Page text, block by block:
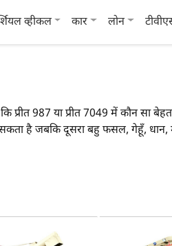
व्हीकल कार लोन
987 या प्रीत 7049 में कौन सा
है जबकि दूसरा बहु फसल, गेहूँ, धान,